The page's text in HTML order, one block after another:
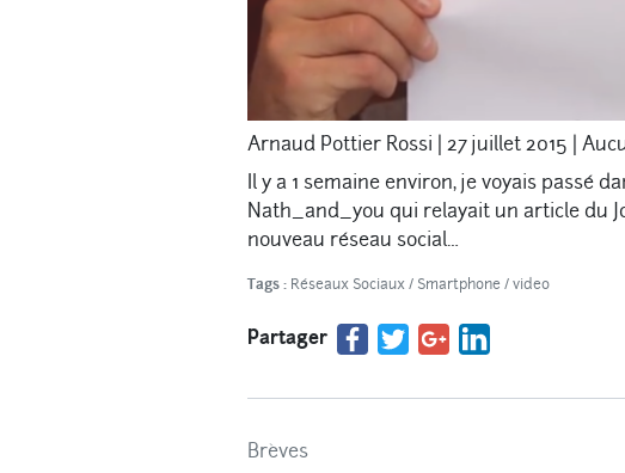
Arnaud Pottier Rossi 27 juillet 2015
Il y a 1 semaine environ, je voyais passé
Nath_and_you qui relayait un article du
nouveau réseau social…
Tags : Réseaux Sociaux/ Smartphone /video
Partager
Brèves